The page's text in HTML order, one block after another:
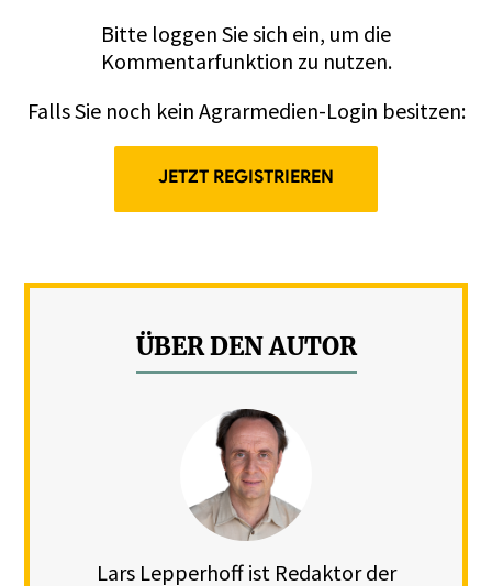
Bitte loggen Sie sich ein, um die
Kommentarfunktion zu nutzen.
Falls Sie noch kein Agrarmedien-Login besitzen:
JETZT REGISTRIEREN
ÜBER DEN AUTOR
Lars Lepperhoff ist Redaktor der